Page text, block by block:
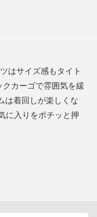
はサイズ感もタイト
カーゴで雰囲気を緩
は着回しが楽しくな
に入りをポチッと押